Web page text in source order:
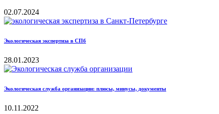
02.07.2024
Экологическая экспертиза в СПб
28.01.2023
Экологическая служба организации: плюсы, минусы, документы
10.11.2022